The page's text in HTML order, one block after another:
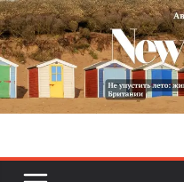
Skip
to
content